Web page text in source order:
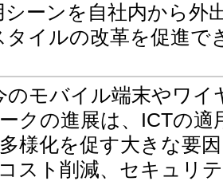
シーンを自社内から外
タイルの改革を促進で
のモバイル端末やワ
ークの進展は、ICTの
様化を促す大きな要
スト削減、セキュリ